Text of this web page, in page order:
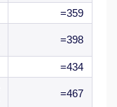
359=
398=
434=
467=